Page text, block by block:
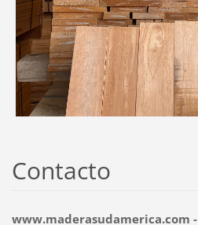
Contacto
www.maderasudamerica.com -